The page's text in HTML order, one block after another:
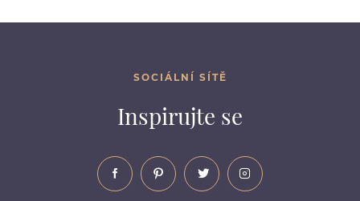
SOCIÁLNÍ SÍTĚ
Inspirujte se